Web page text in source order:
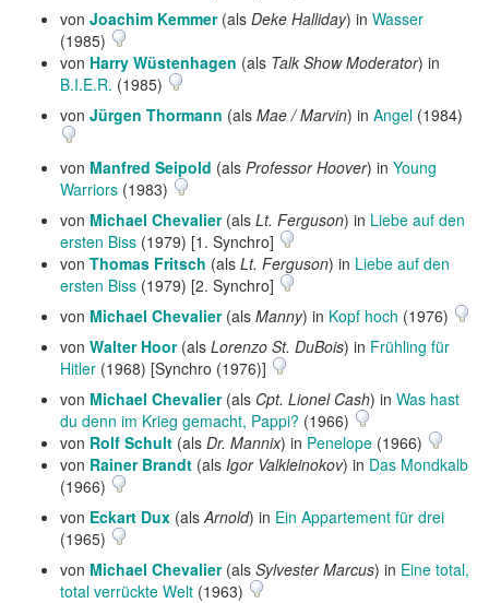
von Joachim Kemmer(als Deke Halliday) in Wasser
(1985)
von Harry Wüstenhagen (als Talk Show Moderator) in
B.I.E.R. (1985)
von Jürgen Thormann (als Mae / Marvin) in Angel (1984)
von Manfred Seipold (als Professor Hoover) in Young
Warriors (1983)
von Michael Chevalier(als Lt. Ferguson) in Liebe auf den
ersten Biss (1979) [1. Synchro]
von Thomas Fritsch (als Lt. Ferguson) in Liebe auf den
ersten Biss (1979) [2. Synchro]
von Michael Chevalier(als Manny) in Kopf hoch (1976)
von Walter Hoor(als Lorenzo St. DuBois) in Frühling für
Hitler (1968) [Synchro (1976)]
von Michael Chevalier(als Cpt. Lionel Cash) in Was hast
du denn im Krieg gemacht, Pappi? (1966)
von Rolf Schult (als Dr. Mannix) in Penelope (1966)
von Rainer Brandt (als Igor Valkleinokov) in Das Mondkalb
(1966)
von Eckart Dux (alsArnold) in Ein Appartement für drei
(1965)
von Michael Chevalier(als Sylvester Marcus) in Eine total,
total verrückte Welt (1963)